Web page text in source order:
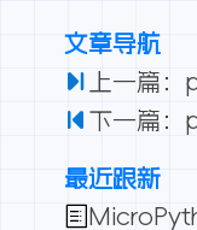
文章导航
上一篇
下一篇：
最近跟新